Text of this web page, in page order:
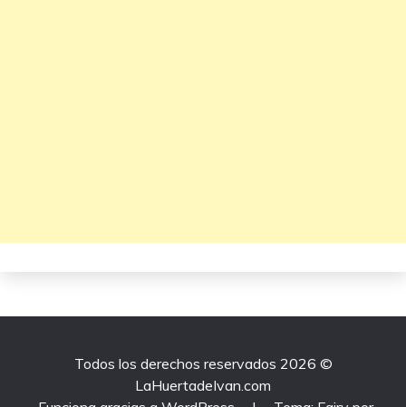
Todos los derechos reservados 2026 ©
LaHuertadeIvan.com